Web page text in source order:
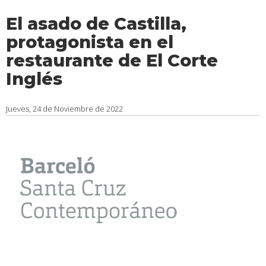
El asado de Castilla,
protagonista en el
restaurante de El Corte
Inglés
Jueves, 24 de Noviembre de 2022